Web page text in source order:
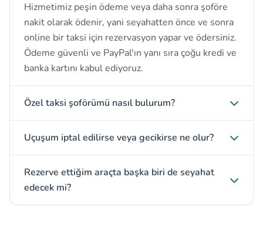
Hizmetimiz peşin ödeme veya daha sonra şoföre
nakit olarak ödenir, yani seyahatten önce ve sonra
online bir taksi için rezervasyon yapar ve ödersiniz.
Ödeme güvenli ve PayPal'ın yanı sıra çoğu kredi ve
banka kartını kabul ediyoruz.
Özel taksi şoförümü nasıl bulurum?
Uçuşum iptal edilirse veya gecikirse ne olur?
Rezerve ettiğim araçta başka biri de seyahat
edecek mi?